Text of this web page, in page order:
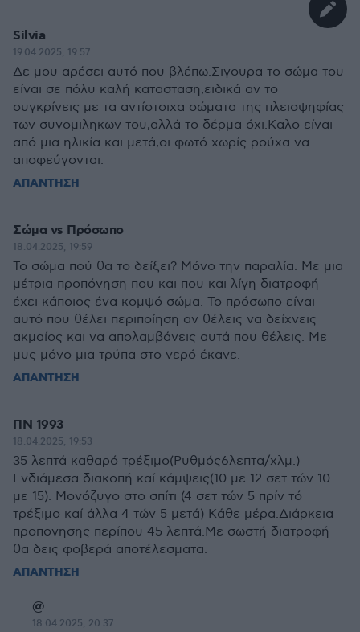
Silvia
19.04.2025, 19:57
Δε μου αρέσει αυτό που βλέπω.Σιγουρα το σώμα του
είναι σε πόλυ καλή κατασταση,ειδικά αν το
συγκρίνεις με τα αντίστοιχα σώματα της πλειοψηφίας
των συνομιληκων του,αλλά το δέρμα όχι.Καλο είναι
από μια ηλικία και μετά,οι φωτό χωρίς ρούχα να
αποφεύγονται.
ΑΠΑΝΤΗΣΗ
Σώμα vs Πρόσωπο
18.04.2025, 19:59
Το σώμα πού θα το δείξει? Μόνο την παραλία. Με μια
μέτρια προπόνηση που και που και λίγη διατροφή
έχει κάποιος ένα κομψό σώμα. Το πρόσωπο είναι
αυτό που θέλει περιποίηση αν θέλεις να δείχνεις
ακμαίος και να απολαμβάνεις αυτά που θέλεις. Με
μυς μόνο μια τρύπα στο νερό έκανε.
ΑΠΑΝΤΗΣΗ
ΠΝ 1993
18.04.2025, 19:53
35 λεπτά καθαρό τρέξιμο(Ρυθμός6λεπτα/χλμ.)
Ενδιάμεσα διακοπή καί κάμψεις(10 με 12 σετ τών 10
με 15). Μονόζυγο στο σπίτι (4 σετ τών 5 πρίν τό
τρέξιμο καί άλλα 4 τών 5 μετά) Κάθε μέρα.Διάρκεια
προπονησης περίπου 45 λεπτά.Με σωστή διατροφή
θα δεις φοβερά αποτέλεσματα.
ΑΠΑΝΤΗΣΗ
@
18.04.2025, 20:37